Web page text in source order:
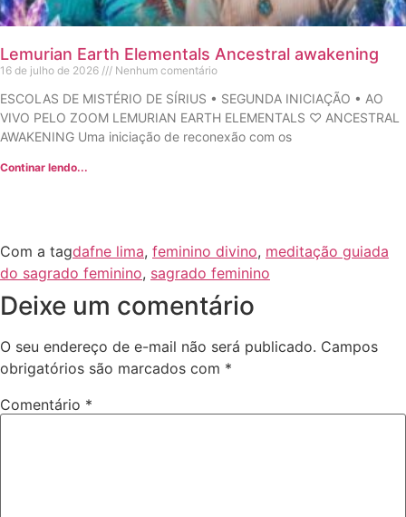
Lemurian Earth Elementals Ancestral awakening
16 de julho de 2026 Nenhum comentário
ESCOLAS DE MISTÉRIO DE SÍRIUS • SEGUNDA INICIAÇÃO • AO
VIVO PELO ZOOM LEMURIAN EARTH ELEMENTALS ♡ ANCESTRAL
AWAKENING Uma iniciação de reconexão com os
Continar lendo...
Com a tagdafne lima, feminino divino, meditação guiada
do sagrado feminino, sagrado feminino
Deixe um comentário
O seu endereço de e-mail não será publicado. Campos
obrigatórios são marcados com *
Comentário *